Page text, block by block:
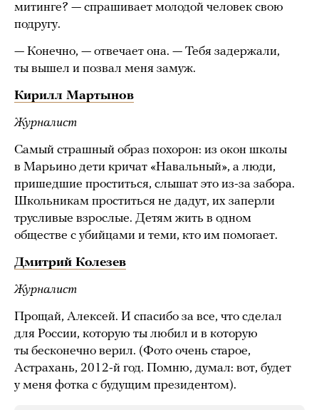
митинге? — спрашивает молодой человек свою
подругу.
— Конечно, — отвечает она. — Тебя задержали,
ты вышел и позвал меня замуж.
Кирилл Мартынов
Журналист
Самый страшный образ похорон: из окон школы
в Марьино дети кричат «Навальный», а люди,
пришедшие проститься, слышат это из-за забора.
Школьникам проститься не дадут, их заперли
трусливые взрослые. Детям жить в одном
обществе с убийцами и теми, кто им помогает.
Дмитрий Колезев
Журналист
Прощай, Алексей. И спасибо за все, что сделал
для России, которую ты любил и в которую
ты бесконечно верил. (Фото очень старое,
Астрахань, 2012-й год. Помню, думал: вот, будет
у меня фотка с будущим президентом).